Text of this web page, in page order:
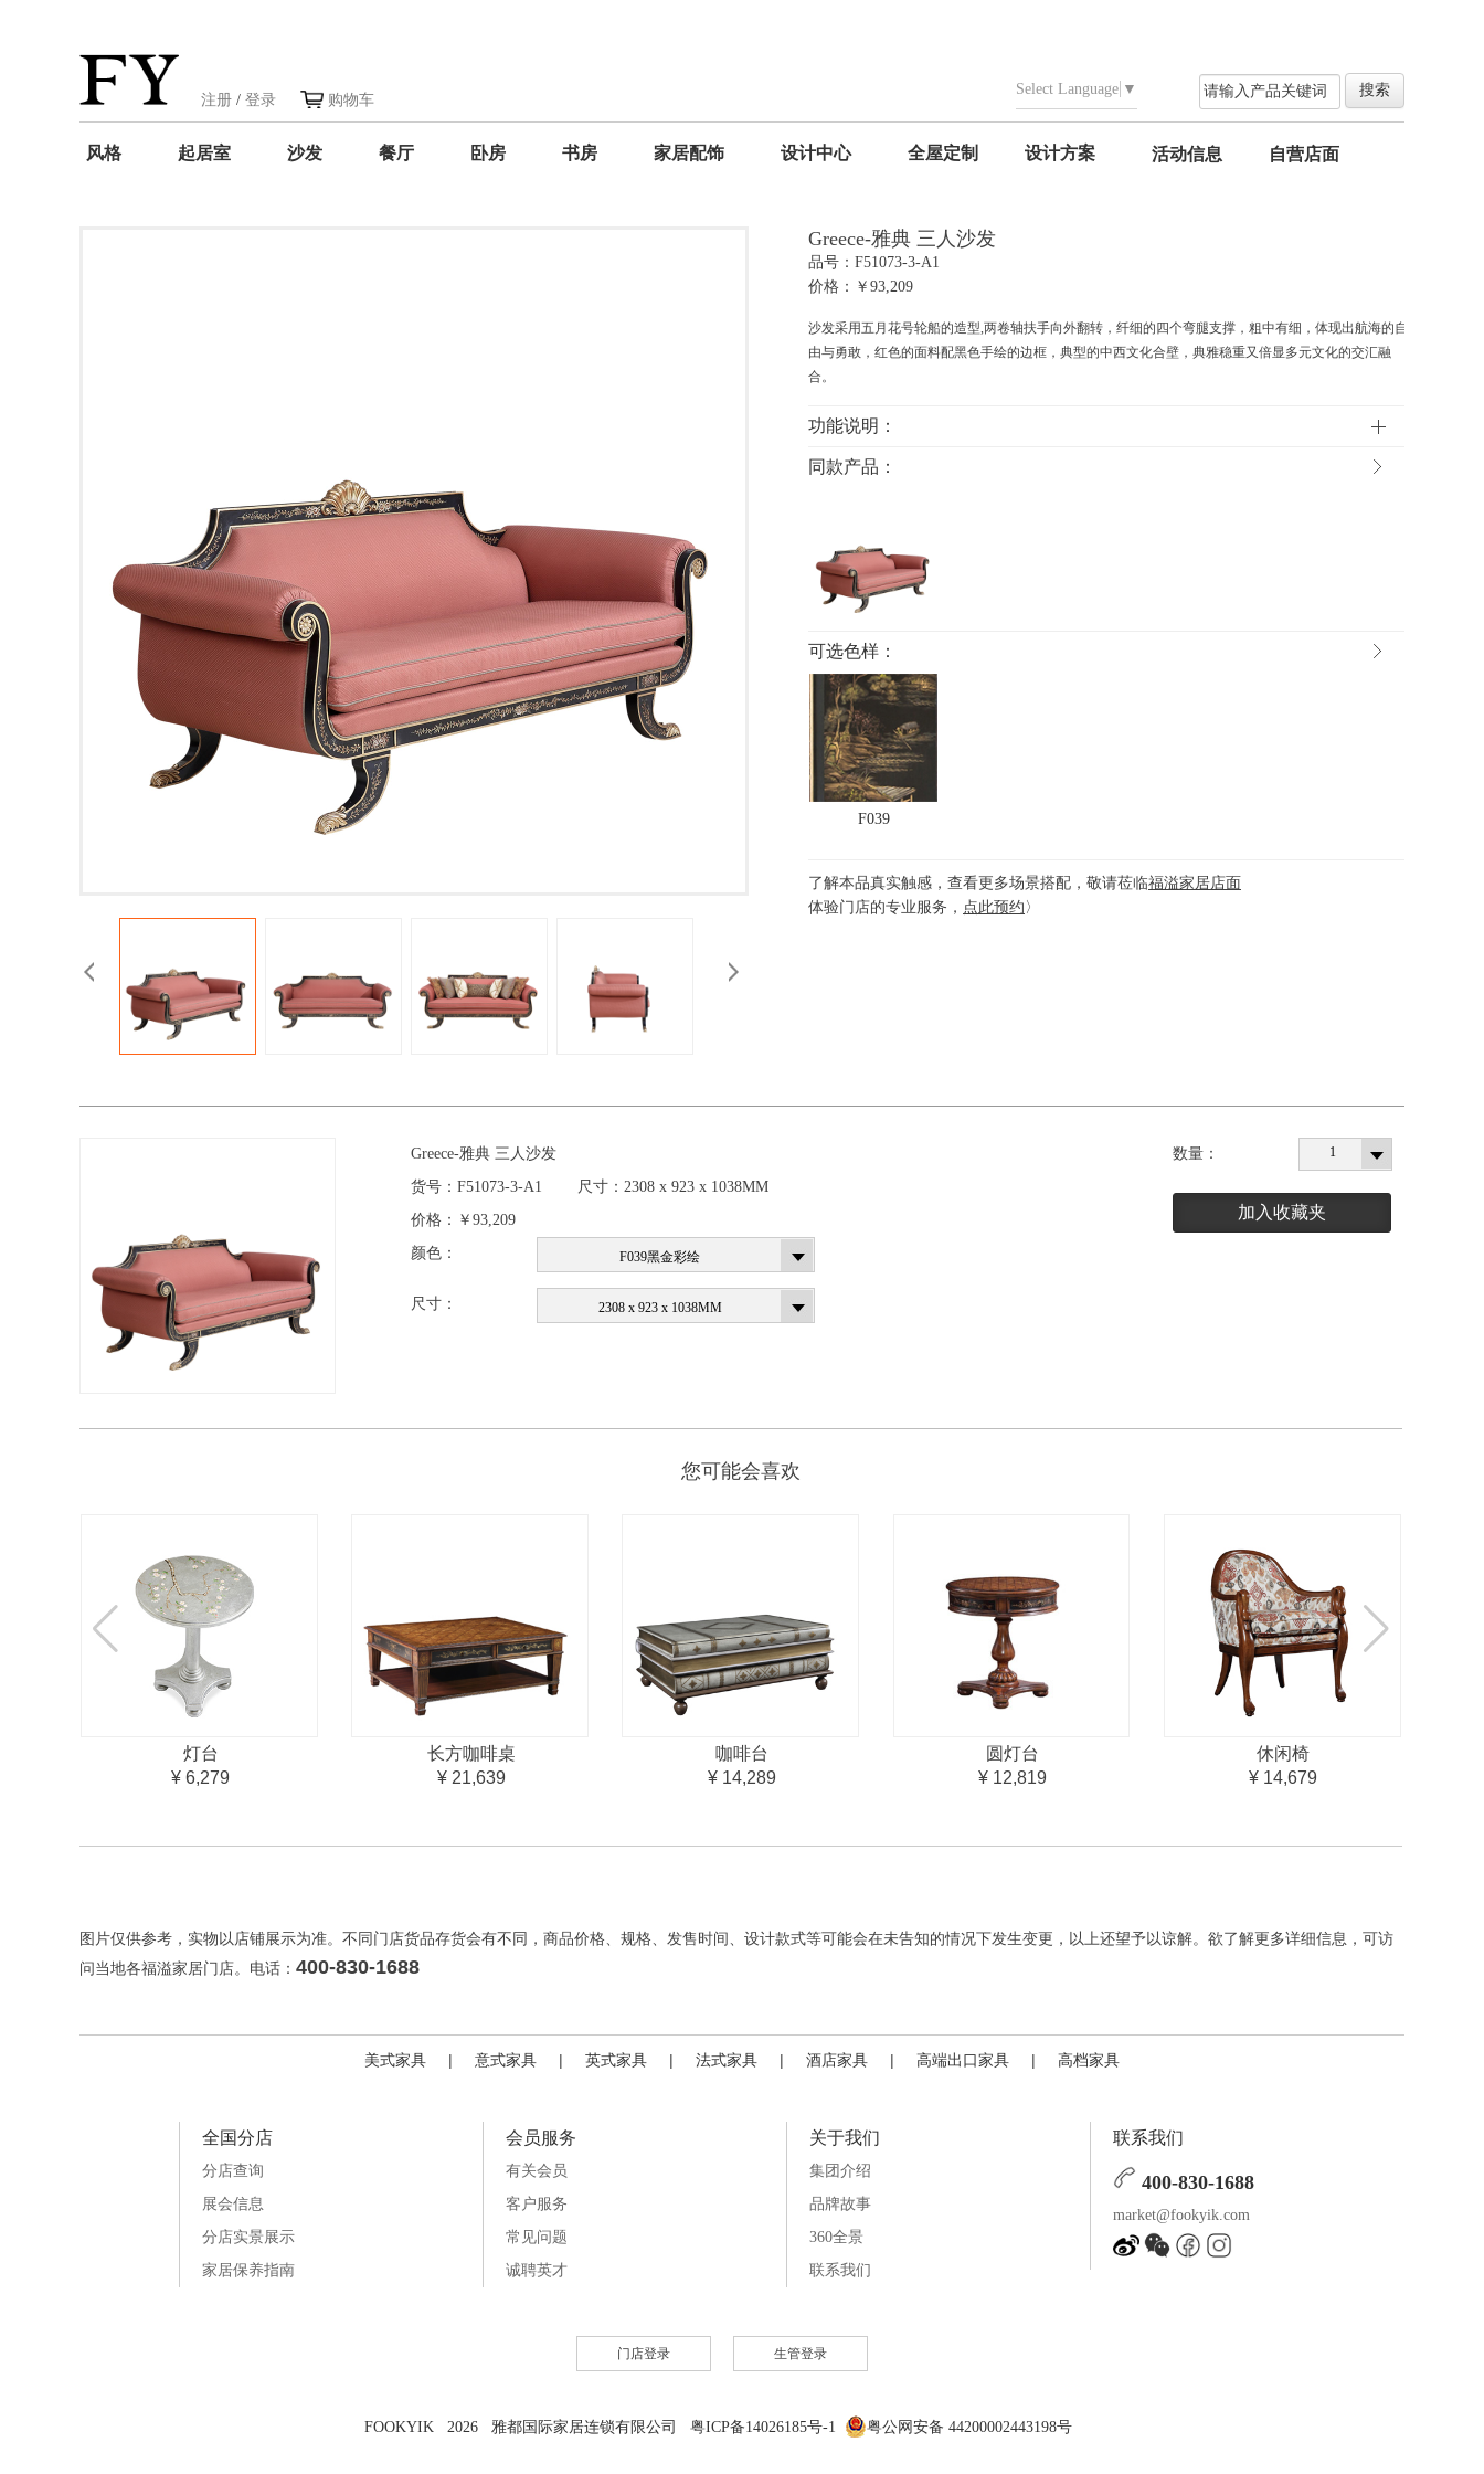
Select Language ▼
注册 / 登录 购物车
风格 起居室 沙发 餐厅 卧房 书房 家居配饰 设计中心 全屋定制 设计方案 活动信息 自营店面
Greece-雅典 三人沙发
品号：F51073-3-A1
价格：￥93,209
沙发采用五月花号轮船的造型,两卷轴扶手向外翻转，纤细的四个弯腿支撑，粗中有细，体现出航海的自
由与勇敢，红色的面料配黑色手绘的边框，典型的中西文化合壁，典雅稳重又倍显多元文化的交汇融
合。
功能说明：
同款产品：
可选色样：
F039
了解本品真实触感，查看更多场景搭配，敬请莅临福溢家居店面
体验门店的专业服务， 点此预约 〉
数量： 1
加入收藏夹
Greece-雅典 三人沙发
货号： F51073-3-A1 尺寸： 2308 x 923 x 1038MM
价格： ￥93,209
颜色：
F039黑金彩绘
尺寸： 2308 x 923 x 1038MM
您可能会喜欢
灯台
¥ 6,279
长方咖啡桌
¥ 21,639
咖啡台
¥ 14,289
圆灯台
¥ 12,819
休闲椅
¥ 14,679
图片仅供参考，实物以店铺展示为准。不同门店货品存货会有不同，商品价格、规格、发售时间、设计款式等可能会在未告知的情况下发生变更，以上还望予以谅解。欲了解更多详细信息，可访
问当地各福溢家居门店。电话： 400-830-1688
美式家具 | 意式家具 | 英式家具 | 法式家具 | 酒店家具 | 高端出口家具 | 高档家具
全国分店
分店查询
展会信息
分店实景展示
家居保养指南
会员服务
有关会员
客户服务
常见问题
诚聘英才
关于我们
集团介绍
品牌故事
360全景
联系我们
联系我们
400-830-1688
market@fookyik.com
门店登录 生管登录
FOOKYIK 2026 雅都国际家居连锁有限公司 粤ICP备14026185号-1 粤公网安备 44200002443198号